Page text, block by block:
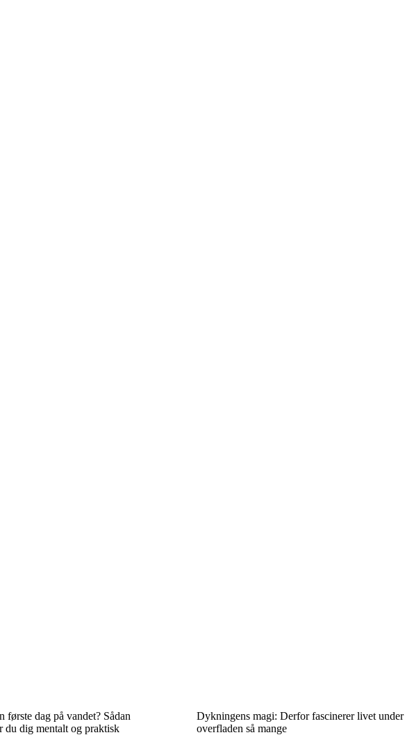
første dag på vandet? Sådan
du dig mentalt og praktisk
Dykningens magi: Derfor fascinerer livet under
overfladen så mange